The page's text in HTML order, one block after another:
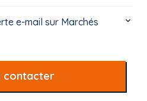
e-mail sur Marchés
contacter